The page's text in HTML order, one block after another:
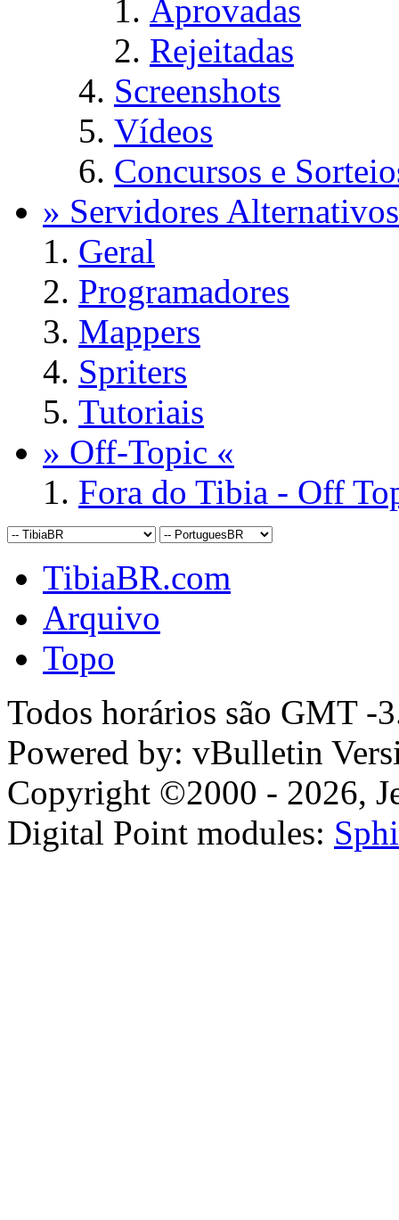
Aprovadas
Rejeitadas
Screenshots
Vídeos
Concursos e
» Servidores
Geral
Programadores
Mappers
Spriters
Tutoriais
» Off-Topic «
Fora do Tibia - Off
TibiaBR.com
Arquivo
Topo
Todos horários são GMT -
Powered by: vBulletin
Copyright ©2000 - 2026,
Digital Point modules: